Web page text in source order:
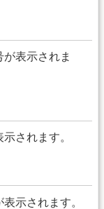
表示されま
されます。
示されます。